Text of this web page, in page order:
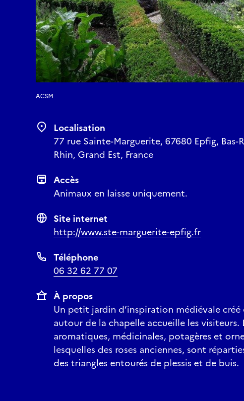
ACSM
Localisation
77 rue Sainte-Marguerite, 67680 Epfig, Bas-
Rhin, Grand Est, France
Accès
Animaux en laisse uniquement.
Site internet
http://www.ste-marguerite-epfig.fr
Téléphone
06 32 62 77 07
À propos
Un petit jardin d’inspiration médiévale
autour de la chapelle accueille les visiteurs.
aromatiques, médicinales, potagères et
lesquelles des roses anciennes, sont
des triangles entourés de plessis et de buis.